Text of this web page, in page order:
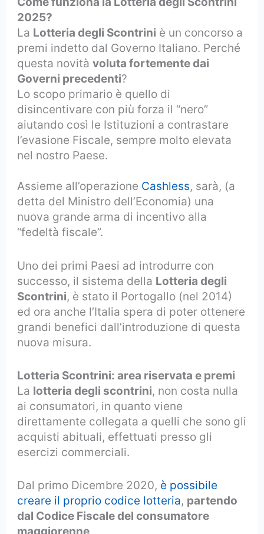
2025?
La Lotteria degli Scontrini è un concorso a
premi indetto dal Governo Italiano. Perché
questa novitàvoluta fortemente dai
Governi precedenti?
Lo scopo primario è quello di
disincentivare con più forza il “nero”
aiutando così le Istituzioni a contrastare
l’evasione Fiscale, sempre molto elevata
nel nostro Paese.
Assieme all’operazione Cashless, sarà, (a
detta del Ministro dell’Economia) una
nuova grande arma di incentivo alla
“fedeltà fiscale”.
Uno dei primi Paesi ad introdurre con
successo, il sistema della Lotteria degli
Scontrini, è stato il Portogallo (nel 2014)
ed ora anche l’Italia spera di poter ottenere
grandi benefici dall’introduzione di questa
nuova misura.
Lotteria Scontrini: area riservata e premi
La lotteria degli scontrini, non costa nulla
ai consumatori, in quanto viene
direttamente collegata a quelli che sono gli
acquisti abituali, effettuati presso gli
esercizi commerciali.
Dal primo Dicembre 2020, è possibile
creare il proprio codice lotteria, partendo
dal Codice Fiscale del consumatore